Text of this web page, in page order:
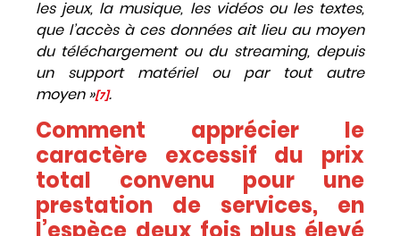
les jeux, la musique, les vidéos ou les textes,
que l’accès à ces données ait lieu au moyen
du téléchargement ou du streaming, depuis
un support matériel ou par tout autre
moyen »[7].
Comment apprécier le
caractère excessif du prix
total convenu pour une
prestation de services, en